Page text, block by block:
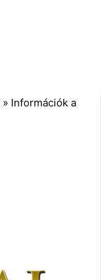
» Információk a